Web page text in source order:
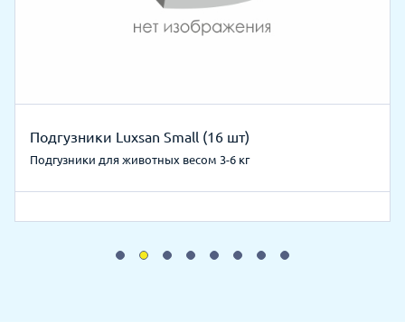
Подгузники Luxsan Small (16 шт)
Подгузники для животных весом 3-6 кг